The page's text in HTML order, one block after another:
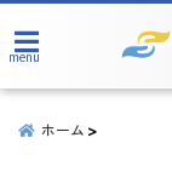
menu
ホーム